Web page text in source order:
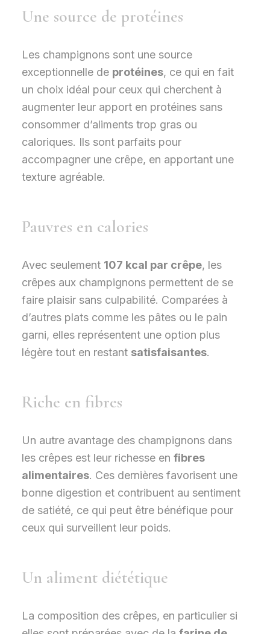
Une source de protéines
Les champignons sont une source
exceptionnelle de protéines, ce qui en fait
un choix idéal pour ceux qui cherchent à
augmenter leur apport en protéines sans
consommer d’aliments trop gras ou
caloriques. Ils sont parfaits pour
accompagner une crêpe, en apportant une
texture agréable.
Pauvres en calories
Avec seulement 107 kcal par crêpe, les
crêpes aux champignons permettent de se
faire plaisir sans culpabilité. Comparées à
d’autres plats comme les pâtes ou le pain
garni, elles représentent une option plus
légère tout en restant satisfaisantes.
Riche en fibres
Un autre avantage des champignons dans
les crêpes est leur richesse en fibres
alimentaires. Ces dernières favorisent une
bonne digestion et contribuent au sentiment
de satiété, ce qui peut être bénéfique pour
ceux qui surveillent leur poids.
Un aliment diététique
La composition des crêpes, en particulier si